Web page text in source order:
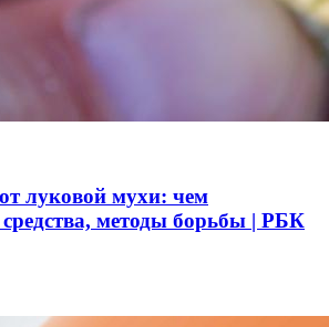
луковой мухи: чем
методы борьбы | РБК